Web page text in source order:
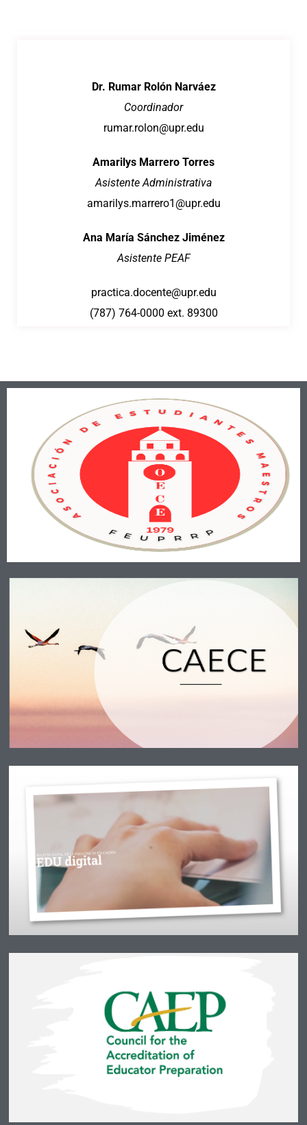
Dr. Rumar Rolón Narváez
Coordinador
rumar.rolon@upr.edu
Amarilys Marrero Torres
Asistente Administrativa
amarilys.marrero1@upr.edu
Ana María Sánchez Jiménez
Asistente PEAF
practica.docente@upr.edu
(787) 764-0000 ext. 89300